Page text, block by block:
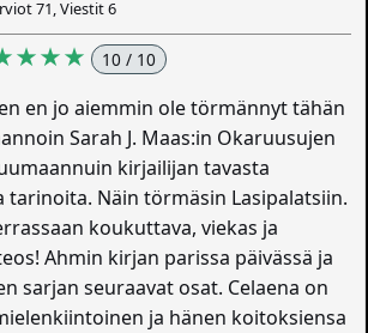
71, Viestit 6
10 / 10
en jo aiemmin ole törmännyt tähän
Sarah J. Maas:in Okaruusujen
kirjailijan tavasta
tarinoita. Näin törmäsin Lasipalatsiin.
koukuttava, viekas ja
Ahmin kirjan parissa päivässä ja
sarjan seuraavat osat. Celaena on
ja hänen koitoksiensa